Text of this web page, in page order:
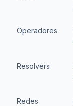
Operadores
Resolvers
Redes